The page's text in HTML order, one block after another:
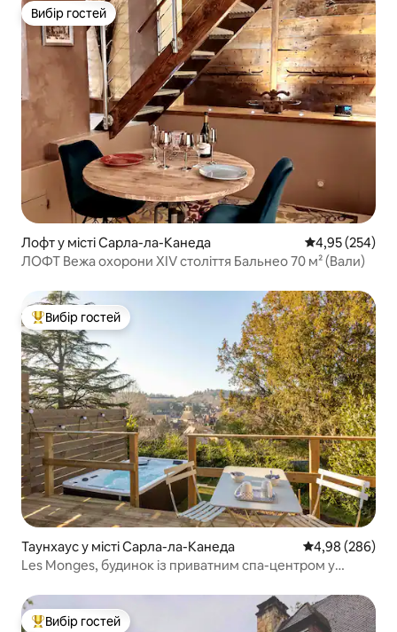
Вибір гостей
Вибір гостей
Лофт у місті Сарла-ла-Канеда Середня
4,95 (254)
ЛОФТ Вежа охорони XIV століття Бальнео 70 м² (Вали)
Топ вибір гостей
Вибір гостей
Таунхаус у місті Сарла-ла-Канеда Середня
4,98 (286)
Les Monges, будинок із приватним спа-центром у
Топ вибір гостей
Вибір гостей